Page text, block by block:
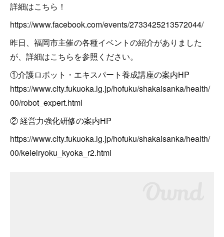
詳細はこちら！
https://www.facebook.com/events/2733425213572044/
昨日、福岡市主催の各種イベントの紹介がありました
が、詳細はこちらを参照ください。
①介護ロボット・エキスパート養成講座の案内HP
https://www.city.fukuoka.lg.jp/hofuku/shakaisanka/health/
00/robot_expert.html
② 経営力強化研修の案内HP
https://www.city.fukuoka.lg.jp/hofuku/shakaisanka/health/
00/keieiryoku_kyoka_r2.html